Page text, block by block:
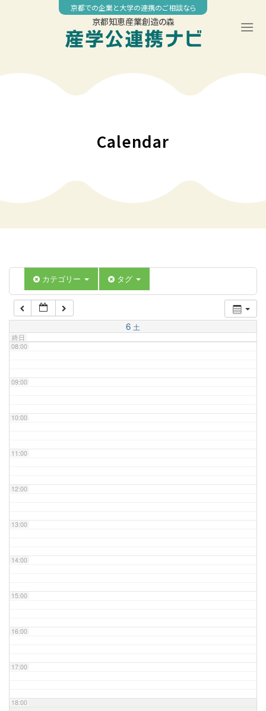
京都での企業と大学の連携のご相談なら
京都知恵産業創造の森
Calendar
カテゴリー タグ
6 土
終日
04:00
07:00
08:00
09:00
10:00
11:00
12:00
13:00
14:00
15:00
16:00
17:00
18:00